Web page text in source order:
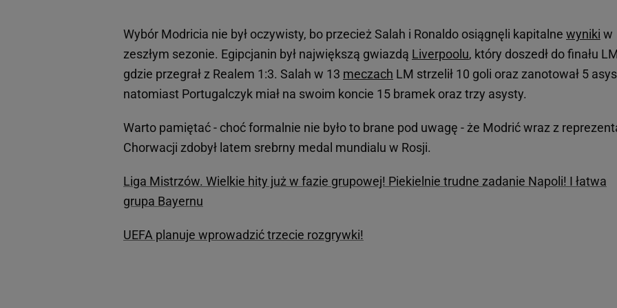
Wybór Modricia nie był oczywisty, bo przecież Salah i Ronaldo osiągnęli kapitalne wyniki w
zeszłym sezonie. Egipcjanin był największą gwiazdą Liverpoolu, który doszedł do finału
gdzie przegrał z Realem 1:3. Salah w 13 meczach LM strzelił 10 goli oraz zanotował 5
natomiast Portugalczyk miał na swoim koncie 15 bramek oraz trzy asysty.
Warto pamiętać - choć formalnie nie było to brane pod uwagę - że Modrić wraz z
Chorwacji zdobył latem srebrny medal mundialu w Rosji.
Liga Mistrzów. Wielkie hity już w fazie grupowej! Piekielnie trudne zadanie Napoli! I łatwa
grupa Bayernu
UEFA planuje wprowadzić trzecie rozgrywki!